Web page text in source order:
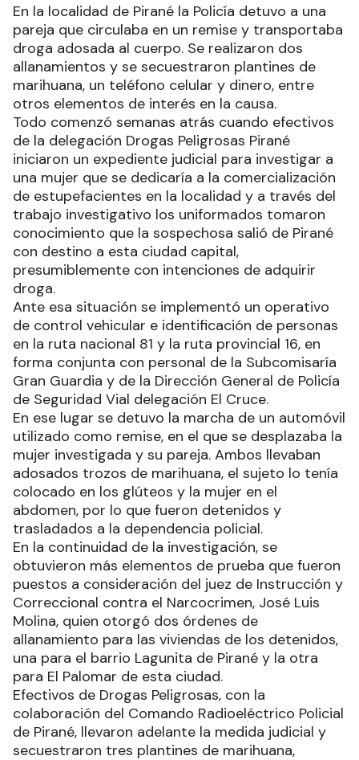
En la localidad de Pirané la Policía detuvo a una
pareja que circulaba en un remise y transportaba
droga adosada al cuerpo. Se realizaron dos
allanamientos y se secuestraron plantines de
marihuana, un teléfono celular y dinero, entre
otros elementos de interés en la causa.
Todo comenzó semanas atrás cuando efectivos
de la delegación Drogas Peligrosas Pirané
iniciaron un expediente judicial para investigar a
una mujer que se dedicaría a la comercialización
de estupefacientes en la localidad y a través del
trabajo investigativo los uniformados tomaron
conocimiento que la sospechosa salió de Pirané
con destino a esta ciudad capital,
presumiblemente con intenciones de adquirir
droga.
Ante esa situación se implementó un operativo
de control vehicular e identificación de personas
en la ruta nacional 81 y la ruta provincial 16, en
forma conjunta con personal de la Subcomisaría
Gran Guardia y de la Dirección General de Policía
de Seguridad Vial delegación El Cruce.
En ese lugar se detuvo la marcha de un automóvil
utilizado como remise, en el que se desplazaba la
mujer investigada y su pareja. Ambos llevaban
adosados trozos de marihuana, el sujeto lo tenía
colocado en los glúteos y la mujer en el
abdomen, por lo que fueron detenidos y
trasladados a la dependencia policial.
En la continuidad de la investigación, se
obtuvieron más elementos de prueba que fueron
puestos a consideración del juez de Instrucción y
Correccional contra el Narcocrimen, José Luis
Molina, quien otorgó dos órdenes de
allanamiento para las viviendas de los detenidos,
una para el barrio Lagunita de Pirané y la otra
para El Palomar de esta ciudad.
Efectivos de Drogas Peligrosas, con la
colaboración del Comando Radioeléctrico Policial
de Pirané, llevaron adelante la medida judicial y
secuestraron tres plantines de marihuana,